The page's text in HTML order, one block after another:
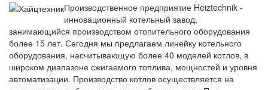
Производственное предприятие Heiztechnik -
инновационный котельный завод,
занимающийся производством отопительного оборудования
более 15 лет. Сегодня мы предлагаем линейку котельного
оборудования, насчитывающую более 40 моделей котлов, в
широком диапазоне сжигаемого топлива, мощностей и уровня
автоматизации. Производство котлов осуществляется на